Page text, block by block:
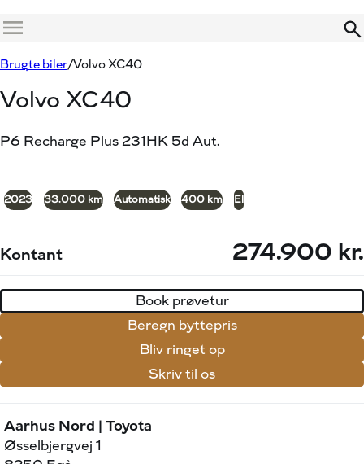
Menu
Brugte biler Volvo XC40
Volvo XC40
P6 Recharge Plus 231HK 5d Aut.
2023 33.000 km Automatisk 400 km El
Kontant 274.900 kr.
Book prøvetur
Beregn byttepris
Bliv ringet op
Skriv til os
Aarhus Nord | Toyota
Øsselbjergvej 1